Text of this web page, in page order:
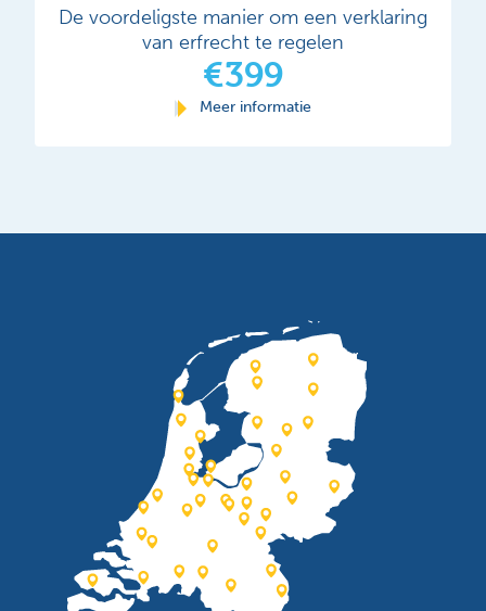
De voordeligste manier om een verklaring
van erfrecht te regelen
€399
Meer informatie